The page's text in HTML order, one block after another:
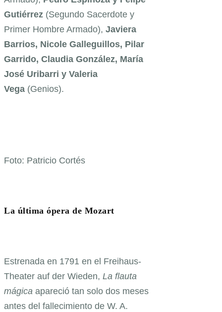
Gutiérrez (Segundo Sacerdote y
Primer Hombre Armado), Javiera
Barrios, Nicole Galleguillos, Pilar
Garrido, Claudia González, María
José Uribarri y Valeria
Vega (Genios).
Foto: Patricio Cortés
La última ópera de Mozart
Estrenada en 1791 en el Freihaus-
Theater auf der Wieden, La flauta
mágica apareció tan solo dos meses
antes del fallecimiento de W. A.